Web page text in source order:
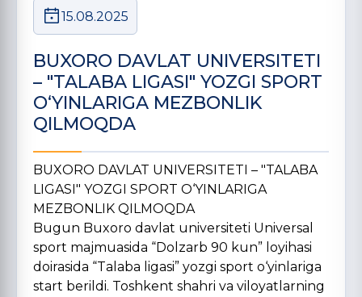
15.08.2025
BUXORO DAVLAT UNIVERSITETI
– "TALABA LIGASI" YOZGI SPORT
O‘YINLARIGA MEZBONLIK
QILMOQDA
BUXORO DAVLAT UNIVERSITETI – "TALABA
LIGASI" YOZGI SPORT O‘YINLARIGA
MEZBONLIK QILMOQDA
Bugun Buxoro davlat universiteti Universal
sport majmuasida “Dolzarb 90 kun” loyihasi
doirasida “Talaba ligasi” yozgi sport o‘yinlariga
start berildi. Toshkent shahri va viloyatlarning